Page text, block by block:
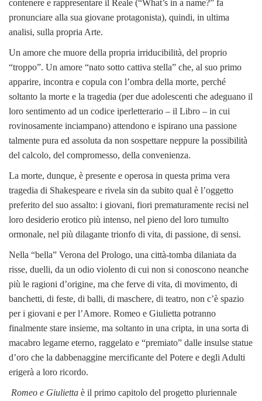
contenere e rappresentare il Reale (“What’s in a name?” fa
pronunciare alla sua giovane protagonista), quindi, in ultima
analisi, sulla propria Arte.
Un amore che muore della propria irriducibilità, del proprio
“troppo”. Un amore “nato sotto cattiva stella” che, al suo primo
apparire, incontra e copula con l’ombra della morte, perché
soltanto la morte e la tragedia (per due adolescenti che adeguano il
loro sentimento ad un codice iperletterario – il Libro – in cui
rovinosamente inciampano) attendono e ispirano una passione
talmente pura ed assoluta da non sospettare neppure la possibilità
del calcolo, del compromesso, della convenienza.
La morte, dunque, è presente e operosa in questa prima vera
tragedia di Shakespeare e rivela sin da subito qual è l’oggetto
preferito del suo assalto: i giovani, fiori prematuramente recisi nel
loro desiderio erotico più intenso, nel pieno del loro tumulto
ormonale, nel più dilagante trionfo di vita, di passione, di sensi.
Nella “bella” Verona del Prologo, una città-tomba dilaniata da
risse, duelli, da un odio violento di cui non si conoscono neanche
più le ragioni d’origine, ma che ferve di vita, di movimento, di
banchetti, di feste, di balli, di maschere, di teatro, non c’è spazio
per i giovani e per l’Amore. Romeo e Giulietta potranno
finalmente stare insieme, ma soltanto in una cripta, in una sorta di
macabro legame eterno, raggelato e “premiato” dalle insulse statue
d’oro che la dabbenaggine mercificante del Potere e degli Adulti
erigerà a loro ricordo.
Romeo e Giulietta è il primo capitolo del progetto pluriennale